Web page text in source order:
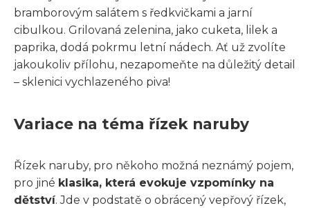
bramborovým salátem s ředkvičkami a jarní
cibulkou. Grilovaná zelenina, jako cuketa, lilek a
paprika, dodá pokrmu letní nádech. Ať už zvolíte
jakoukoliv přílohu, nezapomeňte na důležitý detail
– sklenici vychlazeného piva!
Variace na téma řízek naruby
Řízek naruby, pro někoho možná neznámý pojem,
pro jiné klasika, která evokuje vzpomínky na
dětství. Jde v podstatě o obrácený vepřový řízek,